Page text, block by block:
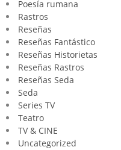
Poesía rumana
Rastros
Reseñas
Reseñas Fantástico
Reseñas Historietas
Reseñas Rastros
Reseñas Seda
Seda
Series TV
Teatro
TV & CINE
Uncategorized